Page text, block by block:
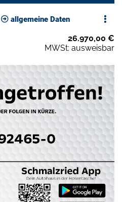
allgemeine Daten
26.970,00 €
MWSt: ausweisbar